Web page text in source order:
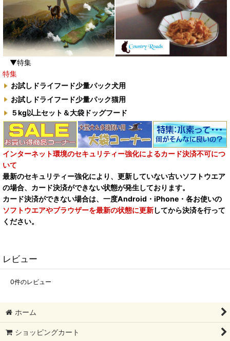
▼特集
特集
お試しドライフード少量パック犬用
お試しドライフード少量パック猫用
５kg以上セット＆大袋ドッグフード
インターネット環境のセキュリティー強化によるカード決済不可につ
いて
最新のセキュリティー強化により、更新していない古いソフトウエア
の場合、カード決済ができない状態が発生しております。
カード決済ができない場合は、一度Android・iPhone・各お使いの
ソフトウエアやブラウザーを最新の状態に更新してから決済を行って
ください。
レビュー
0件のレビュー
ホーム
ショッピングカート